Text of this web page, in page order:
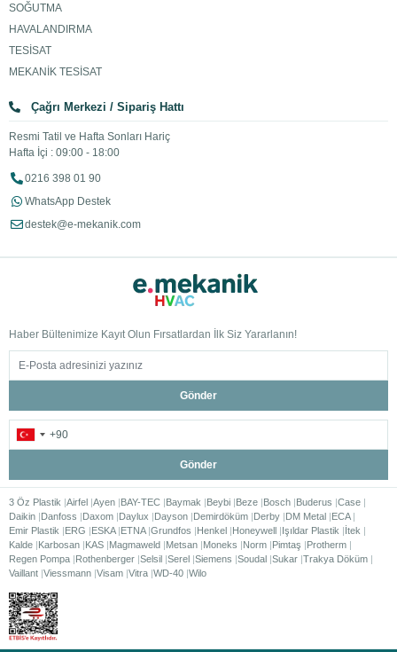
SOĞUTMA
HAVALANDIRMA
TESİSAT
MEKANİK TESİSAT
Çağrı Merkezi / Sipariş Hattı
Resmi Tatil ve Hafta Sonları Hariç
Hafta İçi : 09:00 - 18:00
0216 398 01 90
WhatsApp Destek
destek@e-mekanik.com
Haber Bültenimize Kayıt Olun Fırsatlardan İlk Siz Yararlanın!
Gönder
Gönder
3 Öz Plastik Airfel Ayen BAY-TEC Baymak Beybi Beze Bosch Buderus Case
Daikin Danfoss Daxom Daylux Dayson Demirdöküm Derby DM Metal ECA
Emir Plastik
ERG ESKA ETNA Grundfos Henkel Honeywell Işıldar Plastik
İtek
Kalde Karbosan KAS Magmaweld Metsan Moneks Norm Pimtaş
Protherm
Regen Pompa Rothenberger Selsil Serel Siemens Soudal Sukar Trakya Döküm
Vaillant Viessmann Visam Vitra WD-40 Wilo